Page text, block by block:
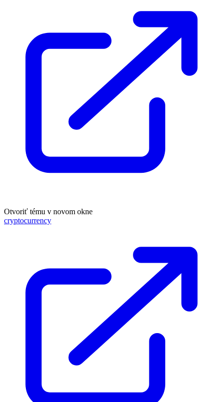
Otvoriť tému v novom okne
cryptocurrency